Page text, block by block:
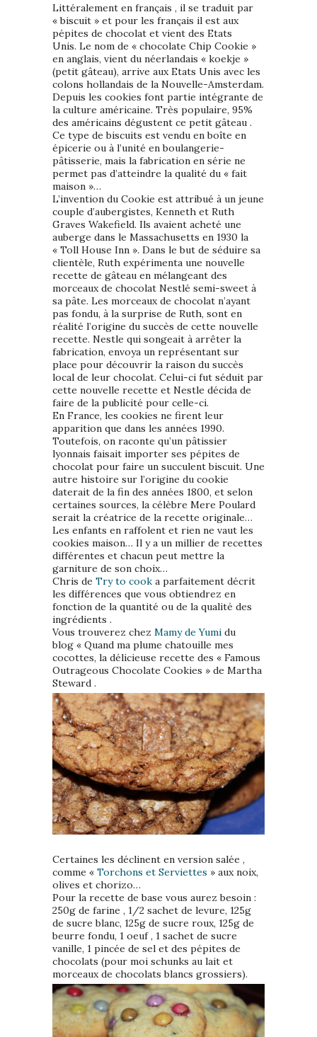
Littéralement en français , il se traduit par
« biscuit » et pour les français il est aux
pépites de chocolat et vient des Etats
Unis. Le nom de « chocolate Chip Cookie »
en anglais, vient du néerlandais « koekje »
(petit gâteau), arrive aux Etats Unis avec les
colons hollandais de la Nouvelle-Amsterdam.
Depuis les cookies font partie intégrante de
la culture américaine. Très populaire, 95%
des américains dégustent ce petit gâteau .
Ce type de biscuits est vendu en boîte en
épicerie ou à l’unité en boulangerie-
pâtisserie, mais la fabrication en série ne
permet pas d’atteindre la qualité du « fait
maison »…
L’invention du Cookie est attribué à un jeune
couple d’aubergistes, Kenneth et Ruth
Graves Wakefield. Ils avaient acheté une
auberge dans le Massachusetts en 1930 la
« Toll House Inn ». Dans le but de séduire sa
clientèle, Ruth expérimenta une nouvelle
recette de gâteau en mélangeant des
morceaux de chocolat Nestlé semi-sweet à
sa pâte. Les morceaux de chocolat n’ayant
pas fondu, à la surprise de Ruth, sont en
réalité l’origine du succès de cette nouvelle
recette. Nestle qui songeait à arrêter la
fabrication, envoya un représentant sur
place pour découvrir la raison du succès
local de leur chocolat. Celui-ci fut séduit par
cette nouvelle recette et Nestle décida de
faire de la publicité pour celle-ci.
En France, les cookies ne firent leur
apparition que dans les années 1990.
Toutefois, on raconte qu’un pâtissier
lyonnais faisait importer ses pépites de
chocolat pour faire un succulent biscuit. Une
autre histoire sur l’origine du cookie
daterait de la fin des années 1800, et selon
certaines sources, la célèbre Mere Poulard
serait la créatrice de la recette originale…
Les enfants en raffolent et rien ne vaut les
cookies maison… Il y a un millier de recettes
différentes et chacun peut mettre la
garniture de son choix…
Chris de Try to cook a parfaitement décrit
les différences que vous obtiendrez en
fonction de la quantité ou de la qualité des
ingrédients .
Vous trouverez chez Mamy de Yumi du
blog « Quand ma plume chatouille mes
cocottes, la délicieuse recette des « Famous
Outrageous Chocolate Cookies » de Martha
Steward .
Certaines les déclinent en version salée ,
comme « Torchons et Serviettes » aux noix,
olives et chorizo…
Pour la recette de base vous aurez besoin :
250g de farine , 1/2 sachet de levure, 125g
de sucre blanc, 125g de sucre roux, 125g de
beurre fondu, 1 oeuf , 1 sachet de sucre
vanille, 1 pincée de sel et des pépites de
chocolats (pour moi schunks au lait et
morceaux de chocolats blancs grossiers).